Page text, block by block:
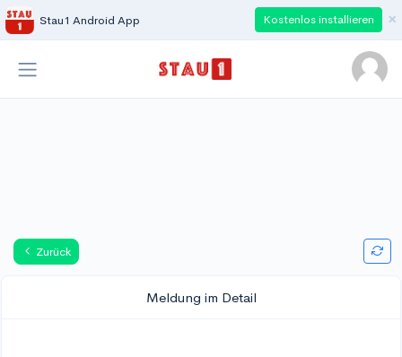
Stau1 Android App Kostenlos installieren ×
Zurück
Meldung im Detail